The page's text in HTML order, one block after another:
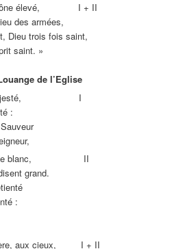
trône élevé, I + II
des armées,
Dieu trois fois saint,
saint. »
l’Eglise
ta majesté, I
:
de blanc, II
grand.
:
Père, aux cieux, I + II